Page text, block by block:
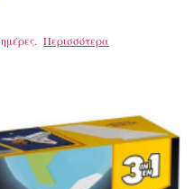
Περισσότερα